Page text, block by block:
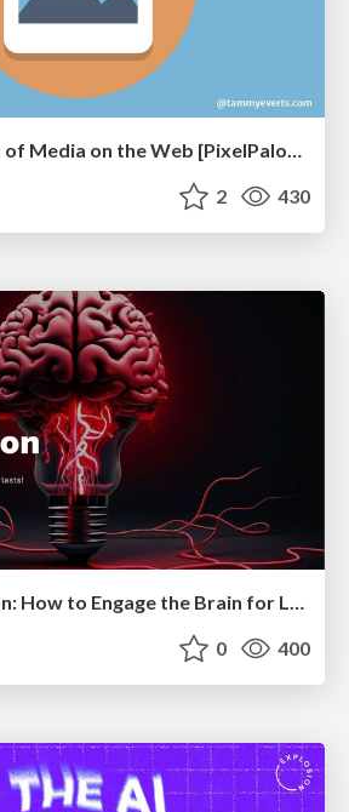
The Hidden Cost of Media on the Web [PixelPalooza 2025]
2 430
Primal Persuasion: How to Engage the Brain for Learning That Lasts
0 400